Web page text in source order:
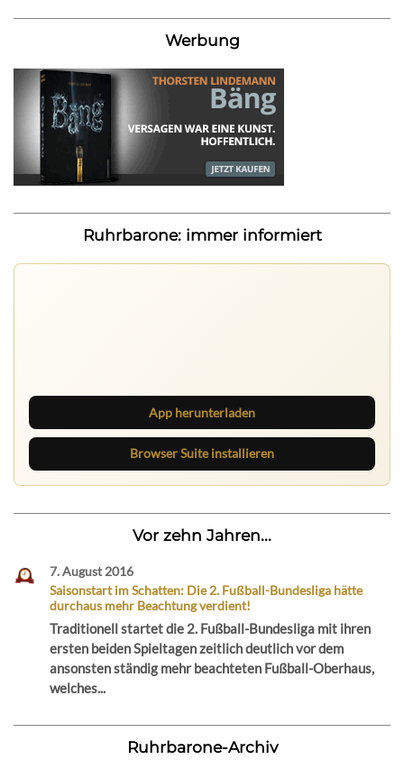
Werbung
Ruhrbarone: immer informiert
App herunterladen
Browser Suite installieren
Vor zehn Jahren...
7. August 2016
Saisonstart im Schatten: Die 2. Fußball-Bundesliga hätte
durchaus mehr Beachtung verdient!
Traditionell startet die 2. Fußball-Bundesliga mit ihren
ersten beiden Spieltagen zeitlich deutlich vor dem
ansonsten ständig mehr beachteten Fußball-Oberhaus,
welches...
Ruhrbarone-Archiv